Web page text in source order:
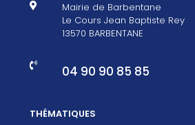

Mairie de Barbentane
Le Cours Jean Baptiste Rey
13570 BARBENTANE
 04 90 90 85 85
THÉMATIQUES